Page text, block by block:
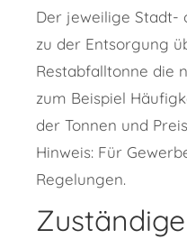
Der jeweilige Stadt-
zu der Entsorgung
Restabfalltonne die
zum Beispiel
der Tonnen und
Hinweis: Für
Regelungen.